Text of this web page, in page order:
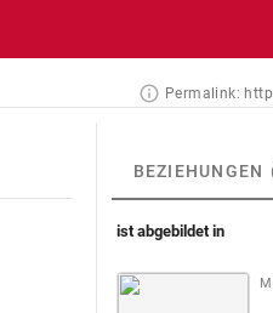
Permalink:
BEZIEHUNGEN
ist abgebildet in